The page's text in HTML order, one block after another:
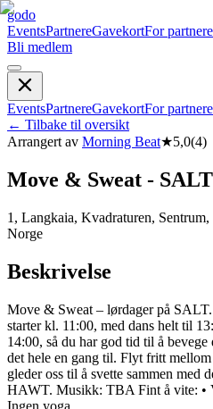
godo
EventsPartnereGavekortFor partnere
Bli medlem
EventsPartnereGavekortFor partnere
← Tilbake til oversikt
Arrangert av Morning Beat★5,0(4)
Move & Sweat -
1, Langkaia, Kvadraturen,
Norge
Beskrivelse
Move & Sweat – lørdager på
starter kl. 11:00, med dans helt til
14:00, så du har god tid til å bevege
det hele en gang til. Flyt fritt
gleder oss til å svette sammen med
HAWT. Musikk: TBA Fint å vite: •
Ingen yoga